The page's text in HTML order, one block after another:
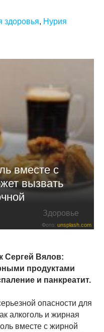
здоровья, Нурия
вместе с
вызвать
Здоровье
Фото: unsplash.com
Сергей Вялов:
продуктами
и панкреатит.
опасности для
алкоголь и жирная
вместе с жирной